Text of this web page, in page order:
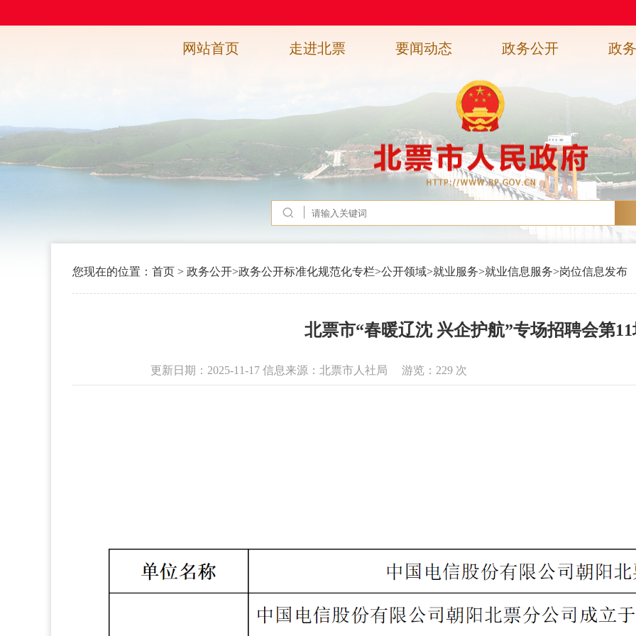
网站首页 走进北票 要闻动态 政务公开 政
您现在的位置： 首页 > 政务公开>政务公开标准化规范化专栏>公开领域>就业服务>就业信息服务>岗位信息发布
北票市“春暖辽沈 兴企护航”专场招聘会第
更新日期：2025-11-17 信息来源：北票市人社局 游览： 229 次